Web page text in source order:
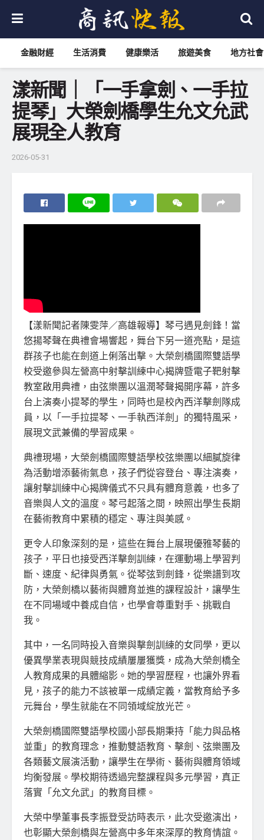
金融財經 生活消費 健康樂活 旅遊美食 地方社會
漾新聞｜「一手拿劍、一手拉
提琴」大榮劍橋學生允文允武
展現全人教育
2026-05-31
【漾新聞記者陳雯萍／高雄報導】琴弓遇見劍鋒！當
悠揚琴聲在典禮會場響起，舞台下另一道亮點，是這
群孩子也能在劍道上俐落出擊。大榮劍橋國際雙語學
校受邀參與左營高中射擊訓練中心揭牌暨電子靶射擊
教室啟用典禮，由弦樂團以溫潤琴聲揭開序幕，許多
台上演奏小提琴的學生，同時也是校內西洋擊劍隊成
員，以「一手拉提琴、一手執西洋劍」的獨特風采，
展現文武兼備的學習成果。
典禮現場，大榮劍橋國際雙語學校弦樂團以細膩旋律
為活動增添藝術氣息，孩子們從容登台、專注演奏，
讓射擊訓練中心揭牌儀式不只具有體育意義，也多了
音樂與人文的溫度。琴弓起落之間，映照出學生長期
在藝術教育中累積的穩定、專注與美感。
更令人印象深刻的是，這些在舞台上展現優雅琴藝的
孩子，平日也接受西洋擊劍訓練，在運動場上學習判
斷、速度、紀律與勇氣。從琴弦到劍鋒，從樂譜到攻
防，大榮劍橋以藝術與體育並進的課程設計，讓學生
在不同場域中養成自信，也學會尊重對手、挑戰自
我。
其中，一名同時投入音樂與擊劍訓練的女同學，更以
優異學業表現與競技成績屢屢獲獎，成為大榮劍橋全
人教育成果的具體縮影。她的學習歷程，也讓外界看
見，孩子的能力不該被單一成績定義，當教育給予多
元舞台，學生就能在不同領域綻放光芒。
大榮劍橋國際雙語學校國小部長期秉持「能力與品格
並重」的教育理念，推動雙語教育、擊劍、弦樂團及
各類藝文展演活動，讓學生在學術、藝術與體育領域
均衡發展。學校期待透過完整課程與多元學習，真正
落實「允文允武」的教育目標。
大榮中學董事長李振登受訪時表示，此次受邀演出，
也彰顯大榮劍橋與左營高中多年來深厚的教育情誼。